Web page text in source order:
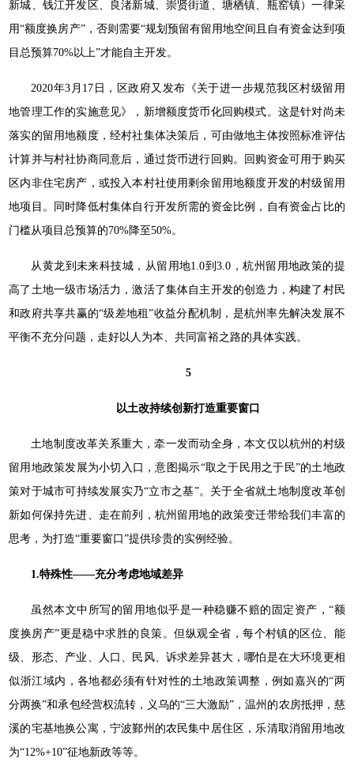
新城、钱江开发区、良渚新城、崇贤街道、塘栖镇、瓶窑镇）一律采
用“额度换房产”，否则需要“规划预留有留用地空间且自有资金达到项
目总预算70%以上”才能自主开发。
2020年3月17日，区政府又发布《关于进一步规范我区村级留用
地管理工作的实施意见》，新增额度货币化回购模式。这是针对尚未
落实的留用地额度，经村社集体决策后，可由做地主体按照标准评估
计算并与村社协商同意后，通过货币进行回购。回购资金可用于购买
区内非住宅房产，或投入本村社使用剩余留用地额度开发的村级留用
地项目。同时降低村集体自行开发所需的资金比例，自有资金占比的
门槛从项目总预算的70%降至50%。
从黄龙到未来科技城，从留用地1.0到3.0，杭州留用地政策的提
高了土地一级市场活力，激活了集体自主开发的创造力，构建了村民
和政府共享共赢的“级差地租”收益分配机制，是杭州率先解决发展不
平衡不充分问题，走好以人为本、共同富裕之路的具体实践。
5
以土改持续创新打造重要窗口
土地制度改革关系重大，牵一发而动全身，本文仅以杭州的村级
留用地政策发展为小切入口，意图揭示“取之于民用之于民”的土地政
策对于城市可持续发展实乃“立市之基”。关于全省就土地制度改革创
新如何保持先进、走在前列，杭州留用地的政策变迁带给我们丰富的
思考，为打造“重要窗口”提供珍贵的实例经验。
1.特殊性——充分考虑地域差异
虽然本文中所写的留用地似乎是一种稳赚不赔的固定资产，“额
度换房产”更是稳中求胜的良策。但纵观全省，每个村镇的区位、能
级、形态、产业、人口、民风、诉求差异甚大，哪怕是在大环境更相
似浙江域内，各地都必须有针对性的土地政策调整，例如嘉兴的“两
分两换”和承包经营权流转，义乌的“三大激励”，温州的农房抵押，慈
溪的宅基地换公寓，宁波鄞州的农民集中居住区，乐清取消留用地改
为“12%+10”征地新政等等。